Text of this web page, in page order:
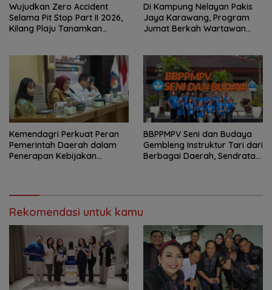
Wujudkan Zero Accident
Selama Pit Stop Part II 2026,
Kilang Plaju Tanamkan
Di Kampung Nelayan Pakis
Jaya Karawang, Program
Jumat Berkah Wartawan
Kemendagri Perkuat Peran
Pemerintah Daerah dalam
Penerapan Kebijakan
BBPPMPV Seni dan Budaya
Gembleng Instruktur Tari dari
Berbagai Daerah, Sendratari
Rekomendasi untuk kamu